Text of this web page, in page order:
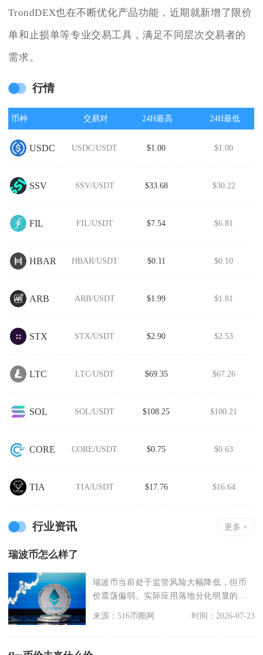
TrondDEX也在不断优化产品功能，近期就新增了限价
单和止损单等专业交易工具，满足不同层次交易者的
需求。
行情
币种 交易对 24H最高 24H最低
USDC USDC/USDT $1.00 $1.00
SSV SSV/USDT $33.68 $30.22
FIL FIL/USDT $7.54 $6.81
HBAR HBAR/USDT $0.11 $0.10
ARB ARB/USDT $1.99 $1.81
STX STX/USDT $2.90 $2.53
LTC LTC/USDT $69.35 $67.26
SOL SOL/USDT $108.25 $100.21
CORE CORE/USDT $0.75 $0.63
TIA TIA/USDT $17.76 $16.64
行业资讯 更多 +
瑞波币怎么样了
瑞波币当前处于监管风险大幅降低，但币
价震荡偏弱、实际应用落地分化明显的阶
来源：516币圈网 时间：2026-07-23